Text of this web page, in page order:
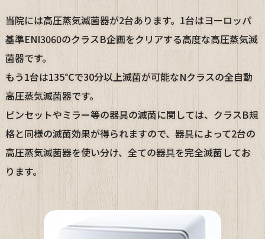
当院には高圧蒸気滅菌器が2台あります。1台はヨーロッパ
基準ENI3060のクラスB企画をクリアする高度な高圧蒸気滅
菌器です。
もう1台は135℃で30分以上滅菌が可能なNクラスの全自動
高圧蒸気滅菌器です。
ピンセットやミラー等の器具の滅菌に関しては、クラスB規
格と同様の滅菌効果が得られますので、器具によって2台の
高圧蒸気滅菌器を使い分け、全ての器具を完全滅菌してお
ります。